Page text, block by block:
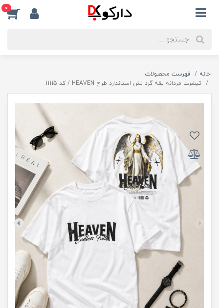
0
خانه
فهرست محصولات
تیشرت مردانه یقه گرد لش استاندارد طرح HEAVEN / کد 11115